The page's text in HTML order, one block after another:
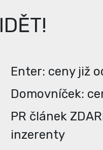
Enter: ceny již
Domovníček:
PR článek
inzerenty